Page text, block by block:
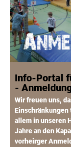
Info-Portal
-
Wir freuen uns,
allem in unseren
Jahre an den
vorheirger